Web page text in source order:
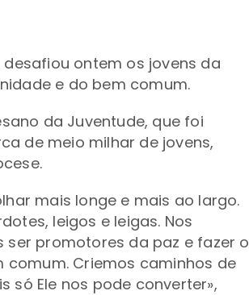
desafiou ontem os jovens da
e do bem comum.
da Juventude, que foi
de meio milhar de jovens,
mais longe e mais ao largo.
leigos e leigas. Nos
ser promotores da paz e fazer o
comum. Criemos caminhos de
só Ele nos pode converter»,